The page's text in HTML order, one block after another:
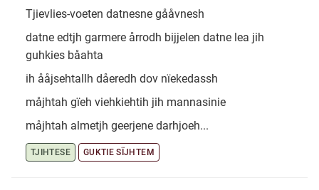
Tjievlies-voeten datnesne gååvnesh
datne edtjh garmere årrodh bijjelen datne lea jih
guhkies båahta
ih ååjsehtallh dåeredh dov nïekedassh
måjhtah gïeh viehkiehtih jih mannasinie
måjhtah almetjh geerjene darhjoeh...
TJIHTESE GUKTIE SÏJHTEM